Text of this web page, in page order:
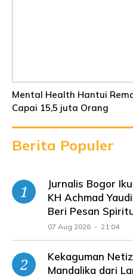
Mental Health Hantui
Capai 15,5 juta Orang
Berita Populer
Jurnalis Bogor
KH Achmad
Beri Pesan
07 Aug 2026 - 21:04
Kekaguman
Mandalika dari